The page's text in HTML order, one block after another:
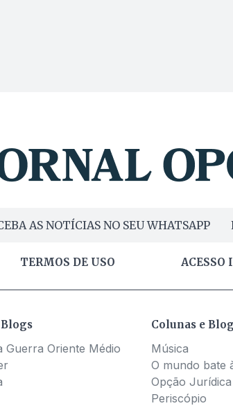
AS NOTÍCIAS NO SEU WHATSAPP
TERMOS DE USO ACESSO
Guerra Oriente Médio
Colunas e
Música
O mundo bate
Opção Jurídica
Periscópio